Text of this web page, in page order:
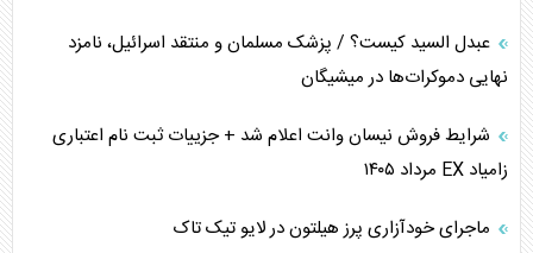
عبدل السید کیست؟ / پزشک مسلمان و منتقد اسرائیل، نامزد
نهایی دموکرات‌ها در میشیگان
شرایط فروش نیسان وانت اعلام شد + جزییات ثبت نام اعتباری
زامیاد EX مرداد ۱۴۰۵
ماجرای خودآزاری پرز هیلتون در لایو تیک تاک